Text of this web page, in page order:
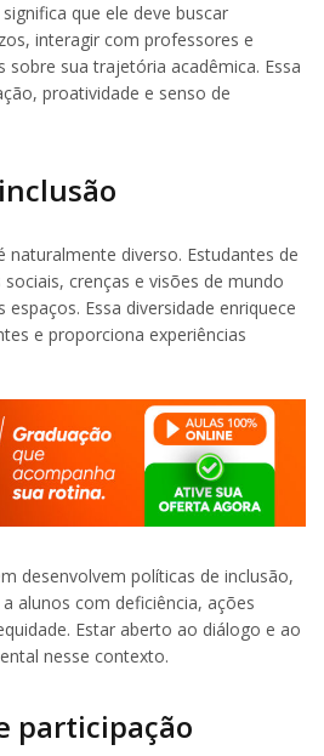
que ele deve buscar
interagir com professores e
sobre sua trajetória acadêmica. Essa
proatividade e senso de
naturalmente diverso. Estudantes de
crenças e visões de mundo
Essa diversidade enriquece
e proporciona experiências
desenvolvem políticas de inclusão,
alunos com deficiência, ações
Estar aberto ao diálogo e ao
nesse contexto.
participação